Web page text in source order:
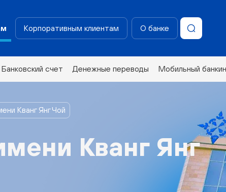
Корпоративным клиентам О банке
Банковский счет Денежные переводы Мобильный
Кванг Янг Чой
Кванг Янг